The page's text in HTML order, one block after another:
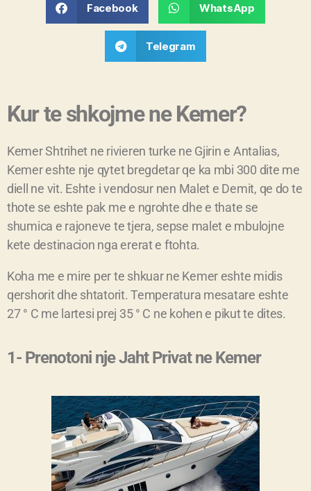
Facebook WhatsApp
Telegram
Kur te shkojme ne Kemer?
Kemer Shtrihet ne rivieren turke ne Gjirin e Antalias,
Kemer eshte nje qytet bregdetar qe ka mbi 300 dite me
diell ne vit. Eshte i vendosur nen Malet e Demit, qe do te
thote se eshte pak me e ngrohte dhe e thate se
shumica e rajoneve te tjera, sepse malet e mbulojne
kete destinacion nga ererat e ftohta.
Koha me e mire per te shkuar ne Kemer eshte midis
qershorit dhe shtatorit. Temperatura mesatare eshte
27 ° C me lartesi prej 35 ° C ne kohen e pikut te dites.
1- Prenotoni nje Jaht Privat ne Kemer